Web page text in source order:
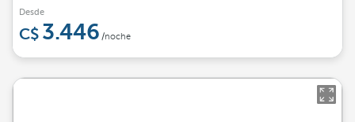
Desde
3.446 /noche